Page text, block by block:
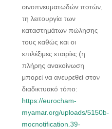
οινοπνευματωδών ποτών,
τη λειτουργία των
καταστημάτων πώλησης
τους καθώς και οι
επιλέξιμες εταιρίες (η
πλήρης ανακοίνωση
μπορεί να ανευρεθεί στον
διαδικτυακό τόπο:
https://eurocham-
myamar.org/uploads/5150b-
mocnotification.39-